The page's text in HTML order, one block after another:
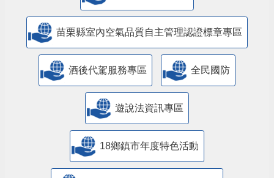
苗栗縣室內空氣品質自主管理認證標章專區
酒後代駕服務專區 全民國防
遊說法資訊專區
18鄉鎮市年度特色活動